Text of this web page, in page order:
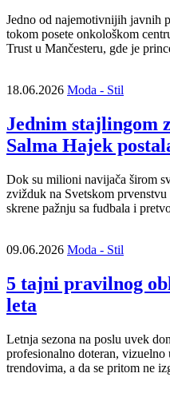
Jedno od najemotivnijih javnih
tokom posete onkološkom
Trust u Mančesteru, gde je
18.06.2026 Moda - Stil
Jednim stajlingom
Salma Hajek
Dok su milioni navijača širom
zvižduk na Svetskom prvenstvu
skrene pažnju sa fudbala i
09.06.2026 Moda - Stil
5 tajni pravilnog
leta
Letnja sezona na poslu uvek
profesionalno doteran, vizuelno
trendovima, a da se pritom ne